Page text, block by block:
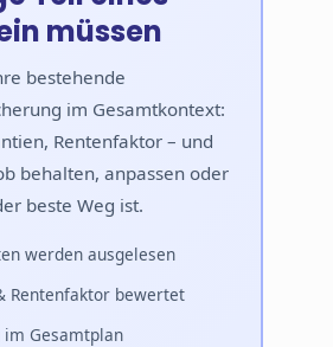
müssen
bestehende
im Gesamtkontext:
Rentenfaktor – und
behalten, anpassen oder
beste Weg ist.
werden ausgelesen
Rentenfaktor bewertet
im Gesamtplan